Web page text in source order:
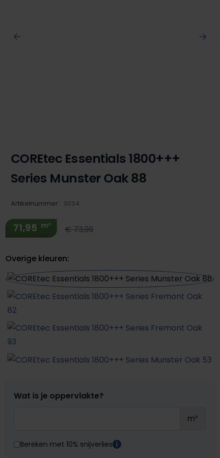
COREtec Essentials 1800+++
Series Munster Oak 88
Artikelnummer: 3034
71,95 m² € 73,99
Overige kleuren:
Wat is je oppervlakte?
m²
Bereken met 10% snijverlies i